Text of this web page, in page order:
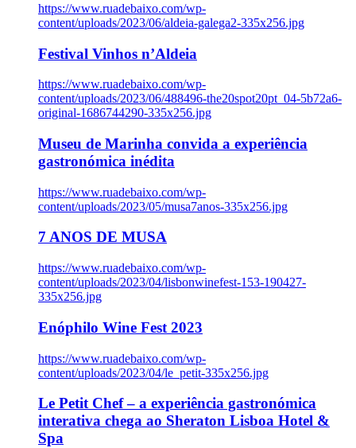
https://www.ruadebaixo.com/wp-
content/uploads/2023/06/aldeia-galega2-335x256.jpg
Festival Vinhos n’Aldeia
https://www.ruadebaixo.com/wp-
content/uploads/2023/06/488496-the20spot20pt_04-5b72a6-
original-1686744290-335x256.jpg
Museu de Marinha convida a experiência
gastronómica inédita
https://www.ruadebaixo.com/wp-
content/uploads/2023/05/musa7anos-335x256.jpg
7 ANOS DE MUSA
https://www.ruadebaixo.com/wp-
content/uploads/2023/04/lisbonwinefest-153-190427-
335x256.jpg
Enóphilo Wine Fest 2023
https://www.ruadebaixo.com/wp-
content/uploads/2023/04/le_petit-335x256.jpg
Le Petit Chef – a experiência gastronómica
interativa chega ao Sheraton Lisboa Hotel &
Spa